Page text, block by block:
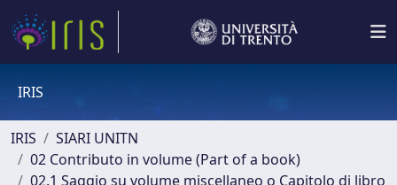
IRIS
IRIS
SIARI UNITN
02 Contributo in volume (Part of a book)
02.1 Saggio su volume miscellaneo o Capitolo di libro